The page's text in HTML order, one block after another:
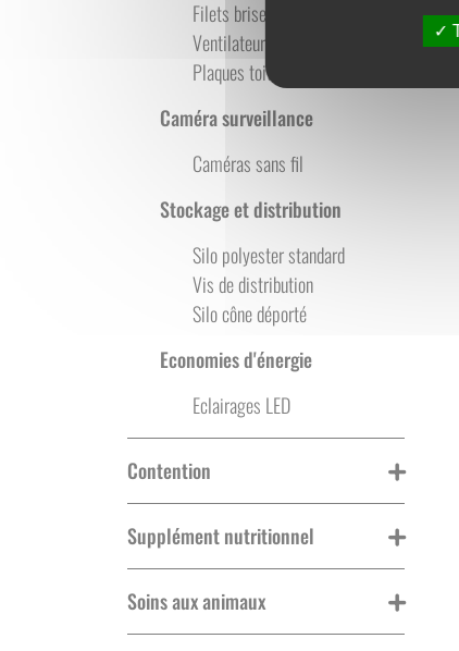
Filets brise-vent
Ventilateurs - Brumisations
Plaques toitures - Trappes
Caméra surveillance
Caméras sans fil
Stockage et distribution
Silo polyester standard
Vis de distribution
Silo cône déporté
Economies d'énergie
Eclairages LED
Contention
Supplément nutritionnel
Soins aux animaux